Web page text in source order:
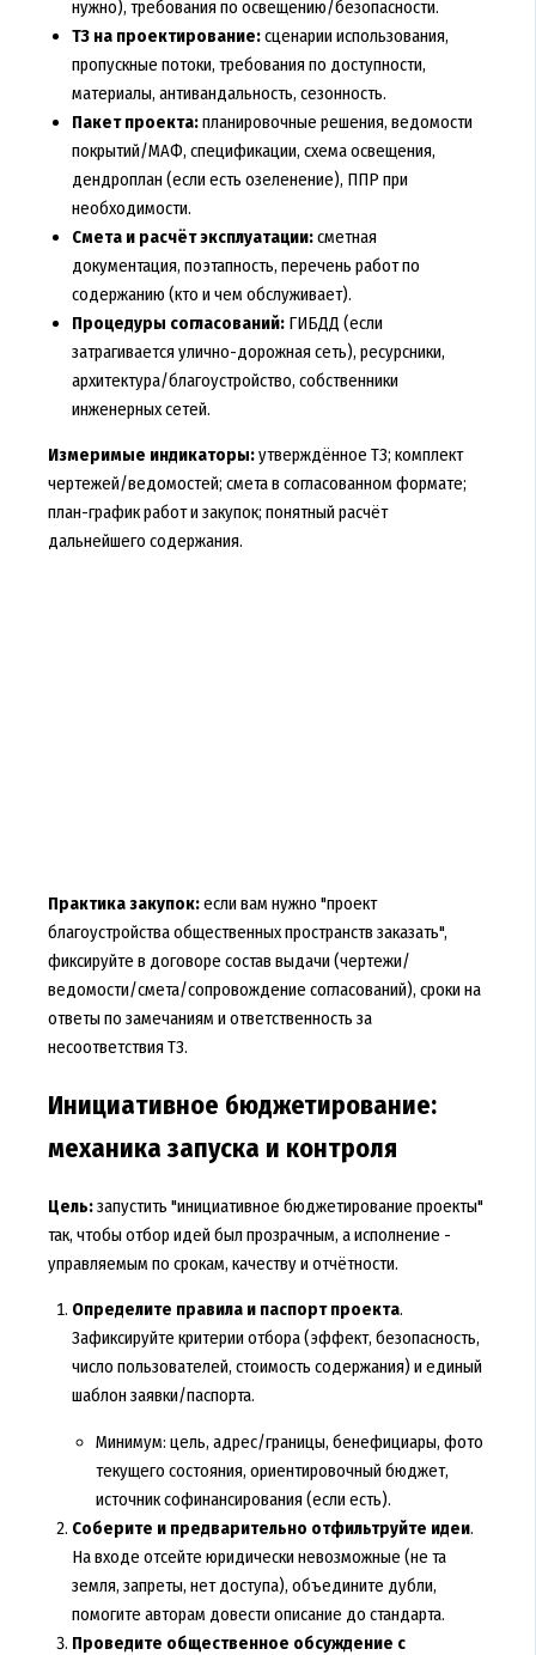
нужно), требования по освещению/безопасности.
ТЗ на проектирование:сценарии использования,
пропускные потоки, требования по доступности,
материалы, антивандальность, сезонность.
Пакет проекта:планировочные решения, ведомости
покрытий/МАФ, спецификации, схема освещения,
дендроплан (если есть озеленение), ППР при
необходимости.
Смета и расчёт эксплуатации:сметная
документация, поэтапность, перечень работ по
содержанию (кто и чем обслуживает).
Процедуры согласований:ГИБДД (если
затрагивается улично-дорожная сеть), ресурсники,
архитектура/благоустройство, собственники
инженерных сетей.
Измеримые индикаторы:утверждённое ТЗ; комплект
чертежей/ведомостей; смета в согласованном формате;
план-график работ и закупок; понятный расчёт
дальнейшего содержания.
Практика закупок:если вам нужно "проект
благоустройства общественных пространств заказать",
фиксируйте в договоре состав выдачи (чертежи/
ведомости/смета/сопровождение согласований), сроки на
ответы по замечаниям и ответственность за
несоответствия ТЗ.
Инициативное бюджетирование:
механика запуска и контроля
Цель:запустить "инициативное бюджетирование проекты"
так, чтобы отбор идей был прозрачным, а исполнение -
управляемым по срокам, качеству и отчётности.
Определите правила и паспорт проекта.
Зафиксируйте критерии отбора (эффект, безопасность,
число пользователей, стоимость содержания) и единый
шаблон заявки/паспорта.
Минимум: цель, адрес/границы, бенефициары, фото
текущего состояния, ориентировочный бюджет,
источник софинансирования (если есть).
Соберите и предварительно отфильтруйте идеи.
На входе отсейте юридически невозможные (не та
земля, запреты, нет доступа), объедините дубли,
помогите авторам довести описание до стандарта.
Проведите общественное обсуждение с